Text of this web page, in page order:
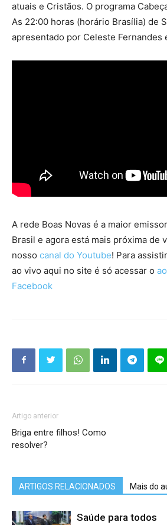
atuais e Cristãos. O programa
As 22:00 horas (horário Brasília) de
apresentado por Celeste Fernandes
A rede Boas Novas é a maior
Brasil e agora está mais próxima de
nosso canal do Youtube! Para
ao vivo aqui no site é só acessar o
Facebook
Artigo anterior
Briga entre filhos! Como
resolver?
ARTIGOS RELACIONADOS Mais do
Saúde para todos